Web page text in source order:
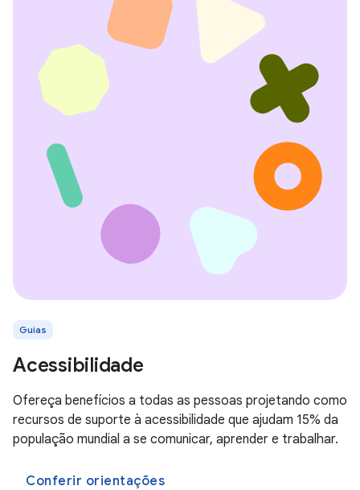
Guias
Acessibilidade
Ofereça benefícios a todas as pessoas projetando como
recursos de suporte à acessibilidade que ajudam 15% da
população mundial a se comunicar, aprender e trabalhar.
Conferir orientações